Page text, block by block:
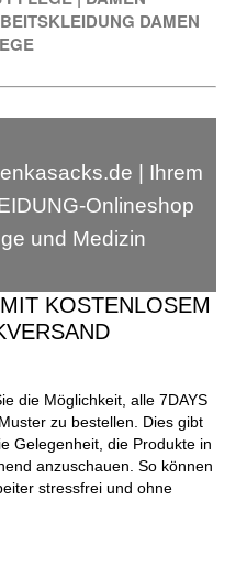
DAMEN
| Ihrem
Onlineshop
und Medizin
KOSTENLOSEM
die Möglichkeit, alle 7DAYS
zu bestellen. Dies gibt
Gelegenheit, die Produkte in
anzuschauen. So können
stressfrei und ohne